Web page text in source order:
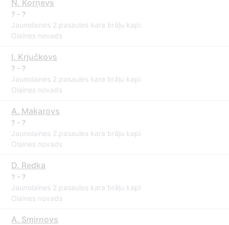
N. Korņevs
? - ?
Jaunolaines 2.pasaules kara brāļu kapi
Olaines novads
I. Krjučkovs
? - ?
Jaunolaines 2.pasaules kara brāļu kapi
Olaines novads
A. Makarovs
? - ?
Jaunolaines 2.pasaules kara brāļu kapi
Olaines novads
D. Redka
? - ?
Jaunolaines 2.pasaules kara brāļu kapi
Olaines novads
A. Smirnovs